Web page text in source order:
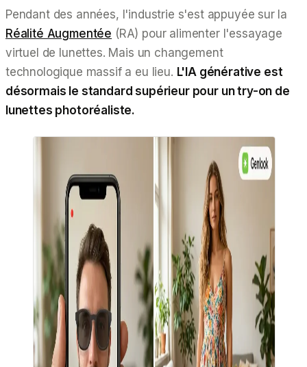
Pendant des années, l'industrie s'est appuyée sur la
Réalité Augmentée (RA) pour alimenter l'essayage
virtuel de lunettes. Mais un changement
technologique massif a eu lieu. L'IA générative est
désormais le standard supérieur pour un try-on de
lunettes photoréaliste.